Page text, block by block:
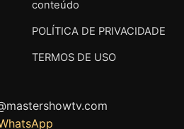
conteúdo
POLÍTICA DE PRIVACIDADE
TERMOS DE USO